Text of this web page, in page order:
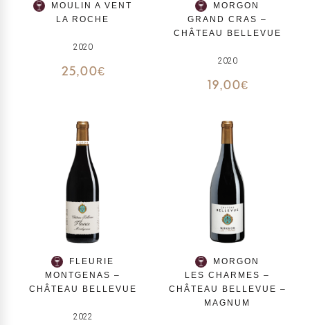
MOULIN A VENT
LA ROCHE
2020
25,00€
MORGON
GRAND CRAS –
CHÂTEAU BELLEVUE
2020
19,00€
FLEURIE
MONTGENAS –
CHÂTEAU BELLEVUE
2022
MORGON
LES CHARMES –
CHÂTEAU BELLEVUE –
MAGNUM